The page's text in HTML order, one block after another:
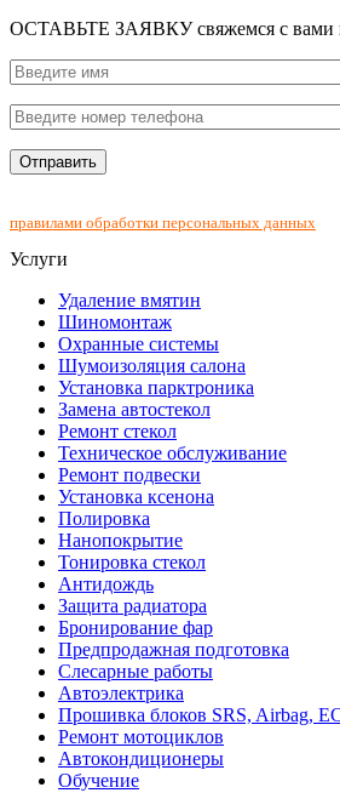
ОСТАВЬТЕ ЗАЯВКУсвяжемся с
правилами обработки персональных данных
Услуги
Удаление вмятин
Шиномонтаж
Охранные системы
Шумоизоляция салона
Установка парктроника
Замена автостекол
Ремонт стекол
Техническое обслуживание
Ремонт подвески
Установка ксенона
Полировка
Нанопокрытие
Тонировка стекол
Антидождь
Защита радиатора
Бронирование фар
Предпродажная подготовка
Слесарные работы
Автоэлектрика
Прошивка блоков SRS, Airbag,
Ремонт мотоциклов
Автокондиционеры
Обучение